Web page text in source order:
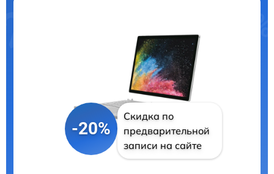
-20%
Скидка по
предварительной
записи на сайте